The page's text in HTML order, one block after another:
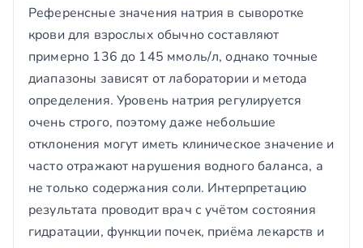
Референсные значения натрия в сыворотке
крови для взрослых обычно составляют
примерно 136 до 145 ммоль/л, однако точные
диапазоны зависят от лаборатории и метода
определения. Уровень натрия регулируется
очень строго, поэтому даже небольшие
отклонения могут иметь клиническое значение и
часто отражают нарушения водного баланса, а
не только содержания соли. Интерпретацию
результата проводит врач с учётом состояния
гидратации, функции почек, приёма лекарств и